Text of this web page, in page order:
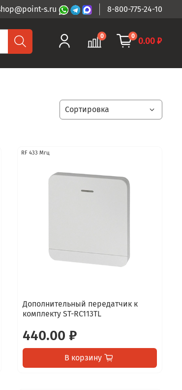
s.ru 8-800-775-24-10
0 0 0.00 ₽
RF 433 Мгц
Дополнительный передатчик к
комплекту ST-RC113TL
440.00 ₽
В корзину